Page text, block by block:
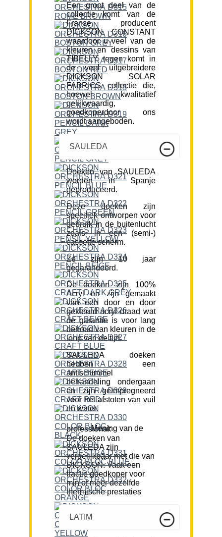
Een groot deel van de
collectie komt van de
Franse producent
DICKSON CONSTANT
waardoor u veel van de
kleuren en dessins van
TIBELLY tegen komt in
de veel uitgebreidere
DICKSON SOLAR
FABRICS collectie die,
hoewel kwalitatief
gelijkwaardig,
goedkoperdoor ons
wordt aangeboden.
SAULEDA
Doeken van SAULEDA
worden in Spanje
geproduceerd.
Deze doeken zijn
specifiek ontworpen voor
gebruik in de buitenlucht
zoals in een (semi-)
cassette scherm.
Ze zijn 10 jaar
gegarandeerd.
De doeken zijn 100%
Acryl en zijn gemaakt
van een door en door
gekleurd acryl draad wat
de garantie is voor lang
behoud van kleuren in de
loop van de tijd.
SAULEDA doeken
hebben een
antischimmel
behandeling ondergaan
en zijn geïmpregneerd
voor het afstoten van vuil
en water.
Mening van de professional:
De doeken van
SAULEDA zijn
vergelijkbaar met die van
DICKSON. Vaak een
fractie goedkoper voor
min of meer dezelfde
thermische prestaties
LATIM